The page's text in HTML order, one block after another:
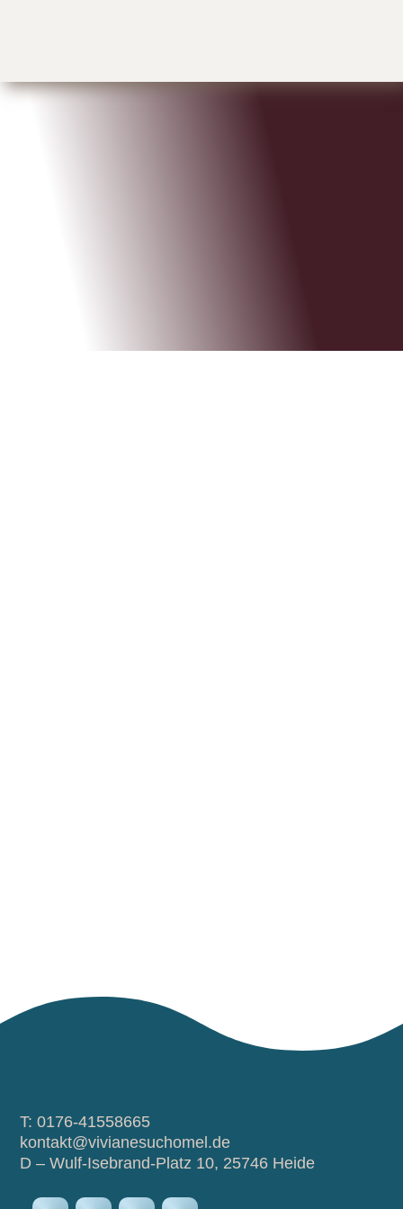
Ich freue mich, dich
T: 0176-41558665
kontakt@vivianesuchomel.de
D – Wulf-Isebrand-Platz 10, 25746 Heide